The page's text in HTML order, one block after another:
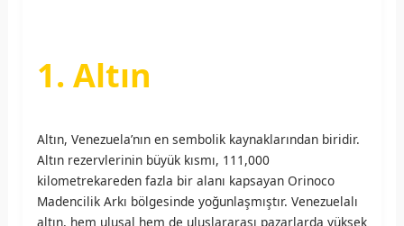
1. Altın
Altın, Venezuela’nın en sembolik kaynaklarından biridir.
Altın rezervlerinin büyük kısmı, 111,000
kilometrekareden fazla bir alanı kapsayan Orinoco
Madencilik Arkı bölgesinde yoğunlaşmıştır. Venezuelalı
altın, hem ulusal hem de uluslararası pazarlarda yüksek